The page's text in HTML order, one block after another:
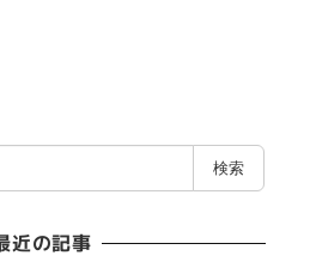
検索
近の記事